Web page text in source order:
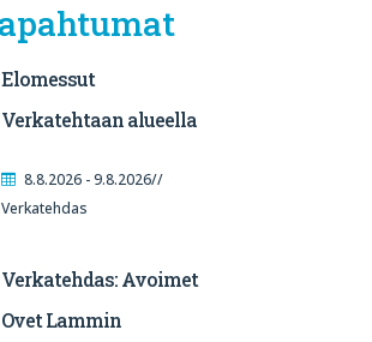
Elomessut
Verkatehtaan alueella
8.8.2026 - 9.8.2026//
Verkatehdas
Verkatehdas: Avoimet
Ovet Lammin